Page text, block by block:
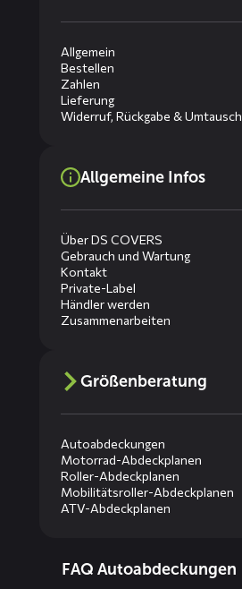
Allgemein
Bestellen
Zahlen
Lieferung
Widerruf, Rückgabe & Umtausch
Allgemeine Infos
Über DS COVERS
Gebrauch und Wartung
Kontakt
Private-Label
Händler werden
Zusammenarbeiten
Größenberatung
Autoabdeckungen
Motorrad-Abdeckplanen
Roller-Abdeckplanen
Mobilitätsroller-Abdeckplanen
ATV-Abdeckplanen
menusFAQ Autoabdeckungen